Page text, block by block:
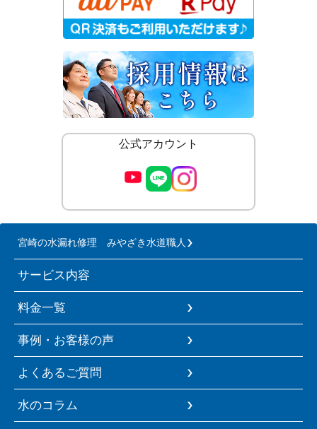
公式アカウント
宮崎の水漏れ修理 みやざき水道職人
サービス内容
料金一覧
事例・お客様の声
よくあるご質問
水のコラム